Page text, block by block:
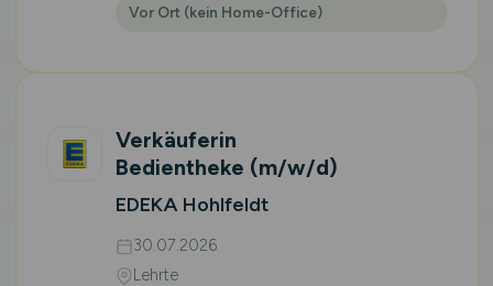
Vor Ort (kein Home-Office)
Verkäuferin
Bedientheke (m/w/d)
EDEKA Hohlfeldt
30.07.2026
Lehrte